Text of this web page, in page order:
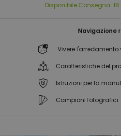
Disponibile Consegna:
Navigazione
Vivere l'arredamento
Caratteristiche del
Istruzioni per la
Campioni fotografici